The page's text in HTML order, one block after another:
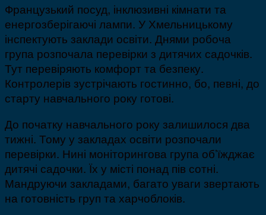
Французький посуд, інклюзивні кімнати та
енергозберігаючі лампи. У Хмельницькому
інспектують заклади освіти. Днями робоча
група розпочала перевірки з дитячих садочків.
Тут перевіряють комфорт та безпеку.
Контролерів зустрічають гостинно, бо, певні, до
старту навчального року готові.
До початку навчального року залишилося два
тижні. Тому у закладах освіти розпочали
перевірки. Нині моніторингова група об’їжджає
дитячі садочки. Їх у місті понад пів сотні.
Мандруючи закладами, багато уваги звертають
на готовність груп та харчоблоків.